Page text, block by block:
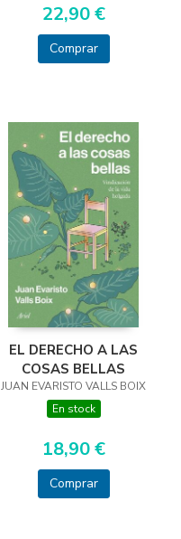
22,90 €
Comprar
EL DERECHO A LAS
COSAS BELLAS
JUAN EVARISTO VALLS BOIX
En stock
18,90 €
Comprar